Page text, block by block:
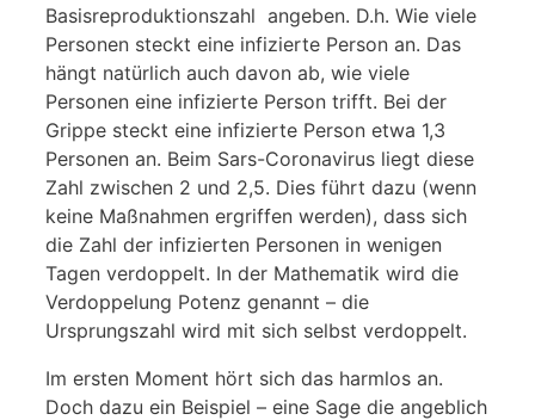
Basisreproduktionszahl angeben. D.h. Wie viele
Personen steckt eine infizierte Person an. Das
hängt natürlich auch davon ab, wie viele
Personen eine infizierte Person trifft. Bei der
Grippe steckt eine infizierte Person etwa 1,3
Personen an. Beim Sars-Coronavirus liegt diese
Zahl zwischen 2 und 2,5. Dies führt dazu (wenn
keine Maßnahmen ergriffen werden), dass sich
die Zahl der infizierten Personen in wenigen
Tagen verdoppelt. In der Mathematik wird die
Verdoppelung Potenz genannt – die
Ursprungszahl wird mit sich selbst verdoppelt.
Im ersten Moment hört sich das harmlos an.
Doch dazu ein Beispiel – eine Sage die angeblich